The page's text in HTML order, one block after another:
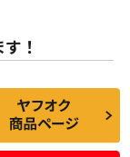
どない中古品
るが、使用に問
題のない中古品
溝も少なく、偏
！